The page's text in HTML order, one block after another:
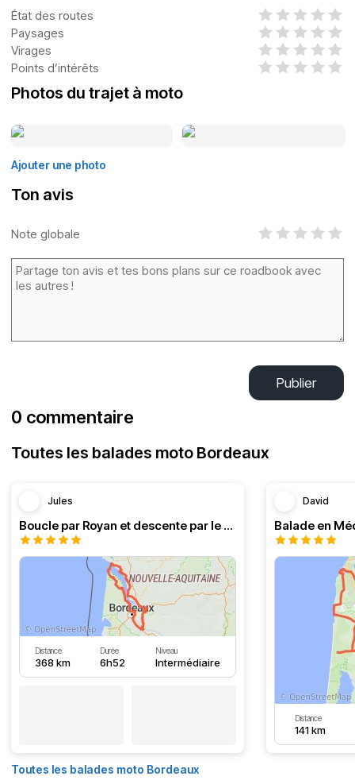
État des routes
Paysages
Virages
Points d’intérêts
Photos du trajet à moto
Ajouter une photo
Ton avis
Note globale
Publier
0 commentaire
Toutes les balades moto Bordeaux
Jules
Boucle par Royan et descente par le Médoc
Distance
368 km
Durée
6h52
Niveau
Intermédiaire
David
Distance
141 km
Toutes les balades moto Bordeaux